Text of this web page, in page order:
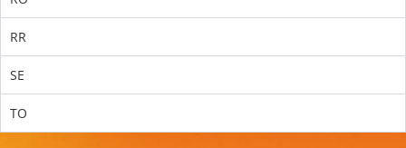
RR
SE
TO